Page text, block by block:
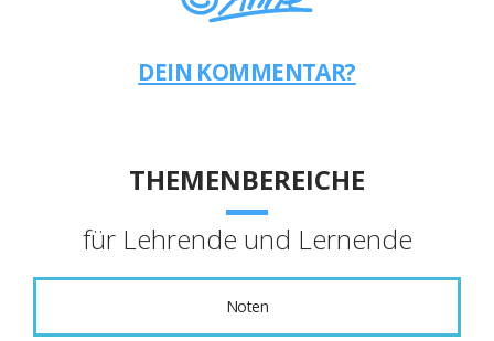
DEIN KOMMENTAR?
THEMENBEREICHE
für Lehrende und Lernende
Noten